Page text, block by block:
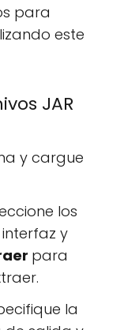
para
este
JAR
y cargue
los
interfaz y
para
la